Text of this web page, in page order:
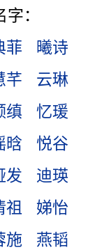
：
菲
曦诗
芊
云琳
缜
忆瑗
晗
悦谷
发
迪瑛
祖
娣怡
施
燕韬